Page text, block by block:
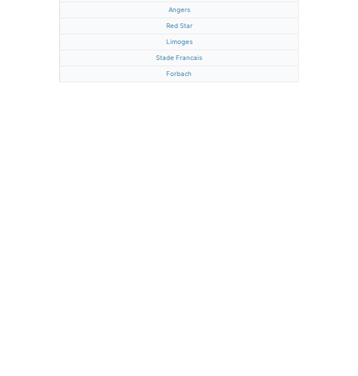
Angers
Red Star
Limoges
Stade Francais
Forbach